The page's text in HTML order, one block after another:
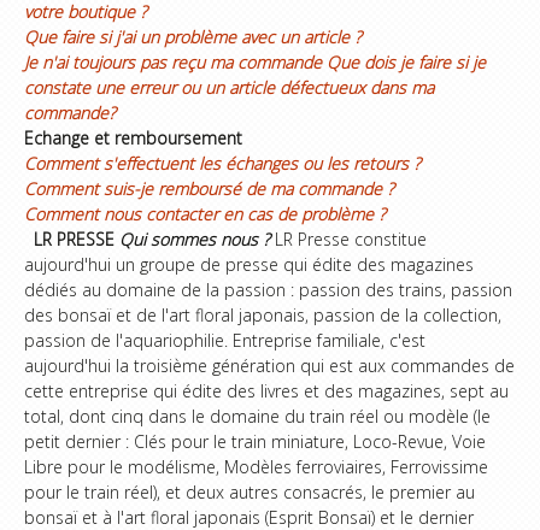
votre boutique ?
Que faire si j'ai un problème avec un article ?
Je n'ai toujours pas reçu ma commande Que dois je faire si je
constate une erreur ou un article défectueux dans ma
commande?
Echange et remboursement
Comment s'effectuent les échanges ou les retours ?
Comment suis-je remboursé de ma commande ?
Comment nous contacter en cas de problème ?
LR PRESSE Qui sommes nous ?LR Presse constitue
aujourd'hui un groupe de presse qui édite des magazines
dédiés au domaine de la passion : passion des trains, passion
des bonsaï et de l'art floral japonais, passion de la collection,
passion de l'aquariophilie. Entreprise familiale, c'est
aujourd'hui la troisième génération qui est aux commandes de
cette entreprise qui édite des livres et des magazines, sept au
total, dont cinq dans le domaine du train réel ou modèle (le
petit dernier : Clés pour le train miniature, Loco-Revue, Voie
Libre pour le modélisme, Modèles ferroviaires, Ferrovissime
pour le train réel), et deux autres consacrés, le premier au
bonsaï et à l'art floral japonais (Esprit Bonsaï) et le dernier